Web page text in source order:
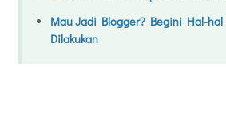
Mau Jadi Blogger? Begini Hal-
Dilakukan